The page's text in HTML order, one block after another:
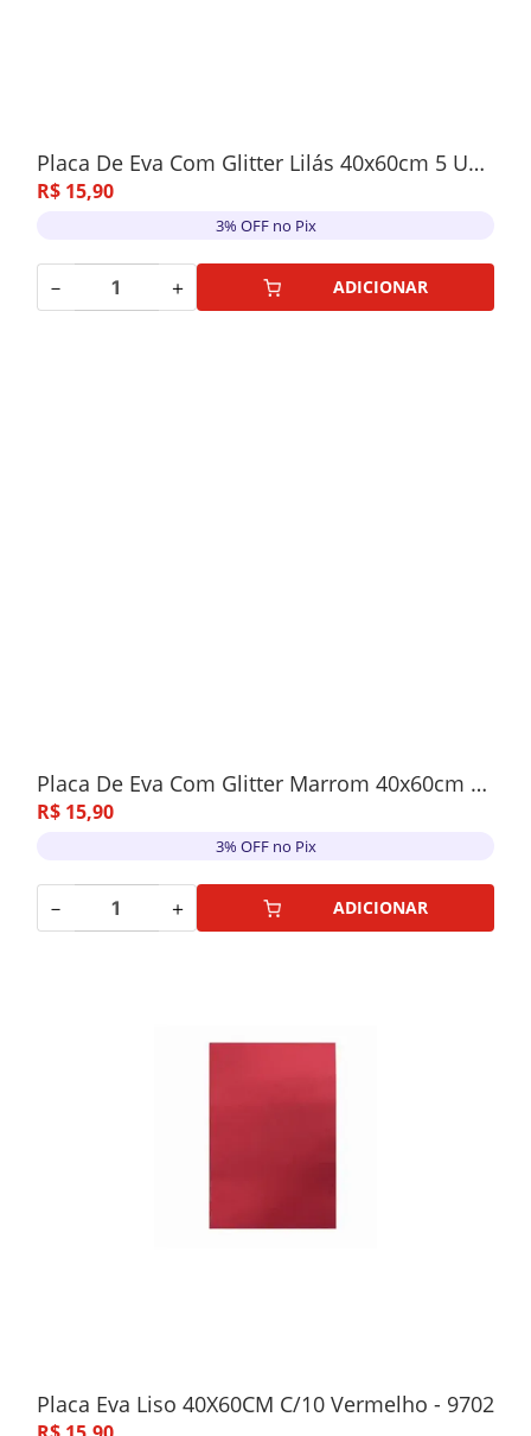
Placa De Eva Com Glitter Lilás 40x60cm 5 Unidades
R$ 15,90
3% OFF no Pix
－ ＋ ADICIONAR
Placa De Eva Com Glitter Marrom 40x60cm 5 Unidades
R$ 15,90
3% OFF no Pix
－ ＋ ADICIONAR
Placa Eva Liso 40X60CM C/10 Vermelho - 9702